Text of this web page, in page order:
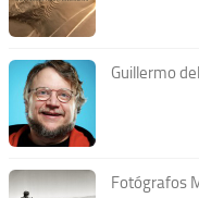
Guillermo
Fotógrafos